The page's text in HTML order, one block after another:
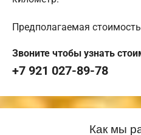
Предполагаемая
Звоните чтобы узнать
+7 921 027-89-78
Как мы